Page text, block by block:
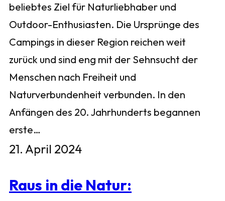
beliebtes Ziel für Naturliebhaber und
Outdoor-Enthusiasten. Die Ursprünge des
Campings in dieser Region reichen weit
zurück und sind eng mit der Sehnsucht der
Menschen nach Freiheit und
Naturverbundenheit verbunden. In den
Anfängen des 20. Jahrhunderts begannen
erste…
21. April 2024
Raus in die Natur: